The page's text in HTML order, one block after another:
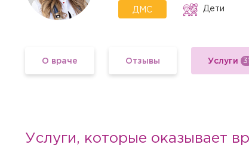
ДМС Дети
О враче Отзывы Услуги 31
Услуги, которые оказывает